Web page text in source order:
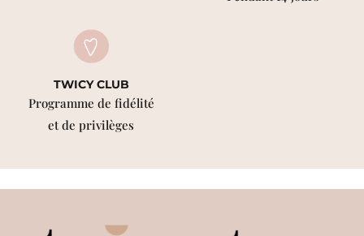
TWICY CLUB
Programme de fidélité
et de privilèges